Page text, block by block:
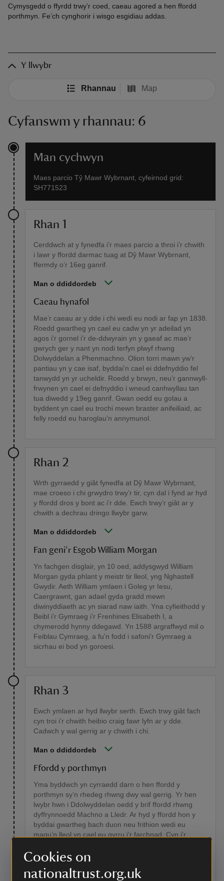
Cookies on
nationaltrust.org.uk
Cymysgedd o ffyrdd trwy’r coed, caeau agored a hen ffordd
porthmyn. Fe’ch cynghorir i wisgo esgidiau addas.
Y llwybr
Rhannau Map
Cyfanswm y rhannau: 6
Man cychwyn
Maes parcio Tŷ Mawr Wybrnant, cyfeirnod grid:
SH771523
Rhan 1
Cerddwch at y fynedfa i’r maes parcio a throi i’r chwith
i lawr y ffordd darmac tuag at Dŷ Mawr Wybrnant,
ffermdy o’r 16eg ganrif.
Man o ddiddordeb
Caeau hynafol
Mae’r caeau ar y dde i chi wedi eu nodi ar fap yn 1838.
Roedd gwartheg yn cael eu cadw yn yr adeilad yn
agos i’r gornel i’r de-ddwyrain yn y gaeaf ac mae’r
gwrych ger y nant yn nodi terfyn plwyf rhwng
Dolwyddelan a Phenmachno. Olion torri mawn yw’r
pantiau yn y cae isaf, byddai’n cael ei ddefnyddio fel
tanwydd yn yr ucheldir. Roedd y brwyn, neu’r gannwyll-
frwynen yn cael ei defnyddio i wneud canhwyllau tan
tua diwedd y 19eg ganrif. Gwan oedd eu golau a
byddent yn cael eu trochi mewn braster anifeiliaid, ac
felly roedd eu haroglau’n annymunol.
Rhan 2
Wrth gyrraedd y giât fynedfa at Dŷ Mawr Wybrnant,
mae croeso i chi grwydro trwy’r tir, cyn dal i fynd ar hyd
y ffordd dros y bont ac i’r dde. Ewch trwy’r giât ar y
chwith a dechrau dringo llwybr garw.
Man o ddiddordeb
Fan geni’r Esgob William Morgan
Yn fachgen disglair, yn 10 oed, addysgwyd William
Morgan gyda phlant y meistr tir lleol, yng Nghastell
Gwydir. Aeth William ymlaen i Goleg yr Iesu,
Caergrawnt, gan adael gyda gradd mewn
diwinyddiaeth ac yn siarad naw iaith. Yna cyfieithodd y
Beibl i’r Gymraeg i’r Frenhines Elisabeth I, a
chymerodd hynny ddegawd. Yn 1588 argraffwyd mil o
Feiblau Cymraeg, a fu’n fodd i safoni’r Gymraeg a
sicrhau ei bod yn goroesi.
Rhan 3
Ewch ymlaen ar hyd llwybr serth. Ewch trwy giât fach
cyn troi i’r chwith heibio craig fawr lyfn ar y dde.
Cadwch y wal gerrig ar y chwith i chi.
Man o ddiddordeb
Ffordd y porthmyn
Yma byddwch yn cyrraedd darn o hen ffordd y
porthmyn sy’n rhedeg rhwng dwy wal gerrig. Yr hen
lwybr hwn i Ddolwyddelan oedd y brif ffordd rhwng
dyffrynnoedd Machno a Lledr. Ar hyd y ffordd hon y
byddai gwartheg bach duon neu frithion wedi eu
magu’n lleol yn cael eu gyrru i’r farchnad. Cyn i’r
gwartheg yn cael eu pedoli yn Nolwyddelan cyn gadael
eidion. Byddai porthmyn yn cerdded y gwartheg yma i